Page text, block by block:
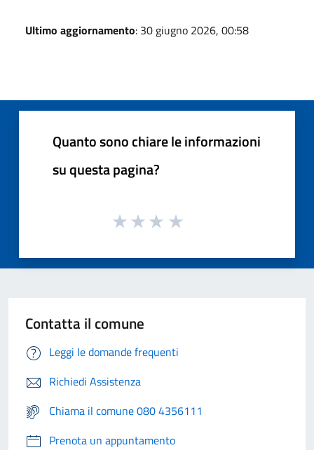
Ultimo aggiornamento: 30 giugno 2026, 00:58
Quanto sono chiare le informazioni
su questa pagina?
Contatta il comune
Leggi le domande frequenti
Richiedi Assistenza
Chiama il comune 080 4356111
Prenota un appuntamento